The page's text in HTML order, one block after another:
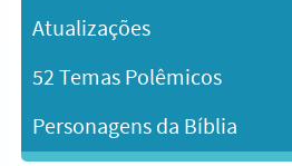
Atualizações
52 Temas Polêmicos
Personagens da Bíblia